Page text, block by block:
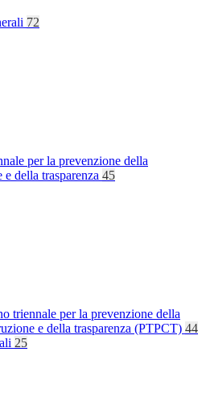
72
per la prevenzione della
e della trasparenza 45
triennale per la prevenzione della
e della trasparenza (PTPCT) 44
25